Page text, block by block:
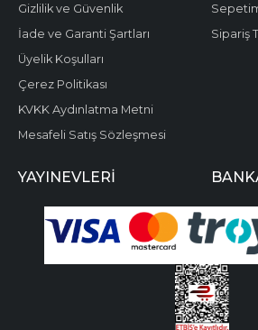
Gizlilik ve Güvenlik
İade ve Garanti Şartları
Üyelik Koşulları
Çerez Politikası
KVKK Aydınlatma Metni
Mesafeli Satış Sözleşmesi
Sipariş
YAYINEVLERI